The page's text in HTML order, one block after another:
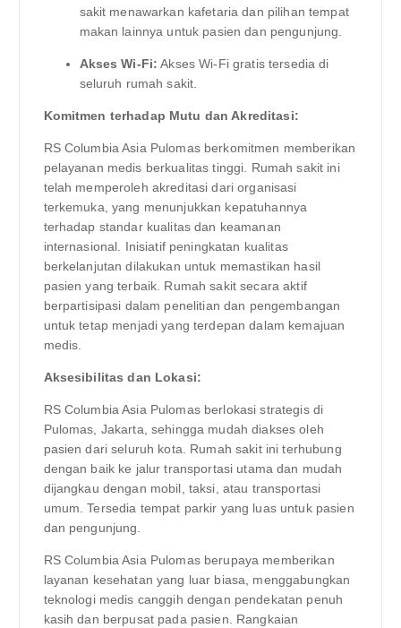
sakit menawarkan kafetaria dan pilihan tempat
makan lainnya untuk pasien dan pengunjung.
Akses Wi-Fi: Akses Wi-Fi gratis tersedia di
seluruh rumah sakit.
Komitmen terhadap Mutu dan Akreditasi:
RS Columbia Asia Pulomas berkomitmen memberikan
pelayanan medis berkualitas tinggi. Rumah sakit ini
telah memperoleh akreditasi dari organisasi
terkemuka, yang menunjukkan kepatuhannya
terhadap standar kualitas dan keamanan
internasional. Inisiatif peningkatan kualitas
berkelanjutan dilakukan untuk memastikan hasil
pasien yang terbaik. Rumah sakit secara aktif
berpartisipasi dalam penelitian dan pengembangan
untuk tetap menjadi yang terdepan dalam kemajuan
medis.
Aksesibilitas dan Lokasi:
RS Columbia Asia Pulomas berlokasi strategis di
Pulomas, Jakarta, sehingga mudah diakses oleh
pasien dari seluruh kota. Rumah sakit ini terhubung
dengan baik ke jalur transportasi utama dan mudah
dijangkau dengan mobil, taksi, atau transportasi
umum. Tersedia tempat parkir yang luas untuk pasien
dan pengunjung.
RS Columbia Asia Pulomas berupaya memberikan
layanan kesehatan yang luar biasa, menggabungkan
teknologi medis canggih dengan pendekatan penuh
kasih dan berpusat pada pasien. Rangkaian